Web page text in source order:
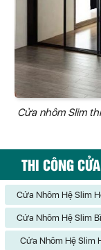
Cửa nhôm Slim
THI CÔNG
Cửa Nhôm Hệ Slim
Cửa Nhôm Hệ Slim
Cửa Nhôm Hệ Slim